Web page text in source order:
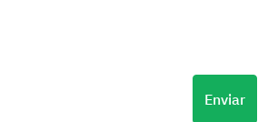
Enviar